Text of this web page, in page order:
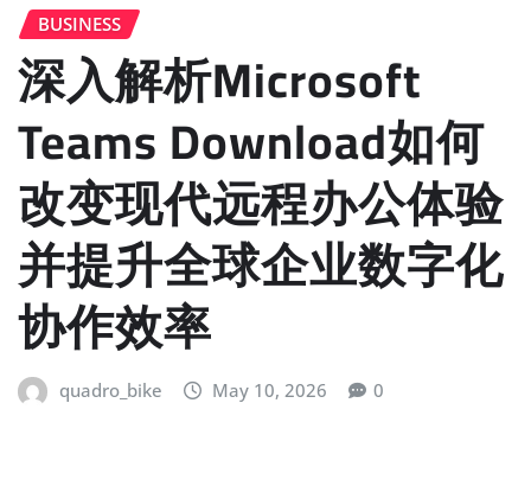
BUSINESS
深入解析Microsoft
Teams Download如何
改变现代远程办公体验
并提升全球企业数字化
协作效率
quadro_bike May 10, 2026 0